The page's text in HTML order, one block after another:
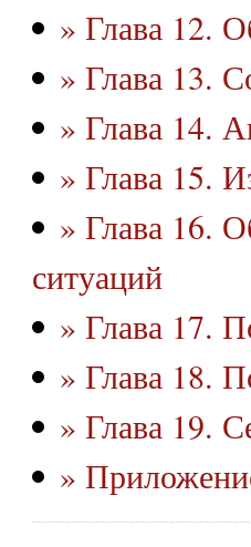
» Глава 12.
» Глава 13.
» Глава 14.
» Глава 15.
» Глава 16.
ситуаций
» Глава 17.
» Глава 18.
» Глава 19.
»